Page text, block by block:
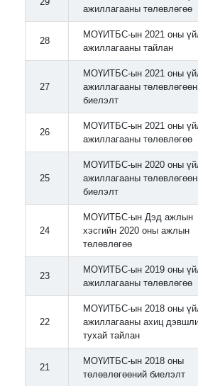
ажиллагааны төлөвлөгөө
28
МОҮИТБС-ын 2021 оны
ажиллагааны тайлан
27
МОҮИТБС-ын 2021 оны
ажиллагааны
биелэлт
26
МОҮИТБС-ын 2021 оны
ажиллагааны төлөвлөгөө
25
МОҮИТБС-ын 2020 оны
ажиллагааны
биелэлт
24
МОҮИТБС-ын Дэд ажлын
хэсгийн 2020 оны ажлын
төлөвлөгөө
23
МОҮИТБС-ын 2019 оны
ажиллагааны төлөвлөгөө
22
МОҮИТБС-ын 2018 оны
ажиллагааны ахиц
тухай тайлан
21
МОҮИТБС-ын 2018 оны
төлөвлөгөөний биелэлт